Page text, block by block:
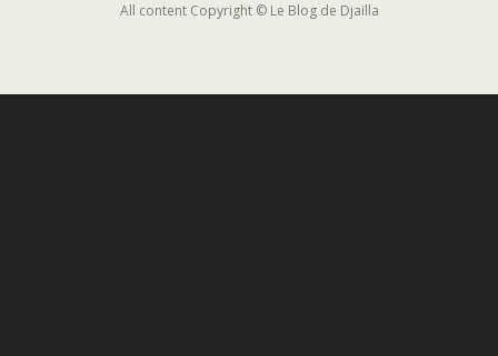
All content Copyright © Le Blog de Djailla